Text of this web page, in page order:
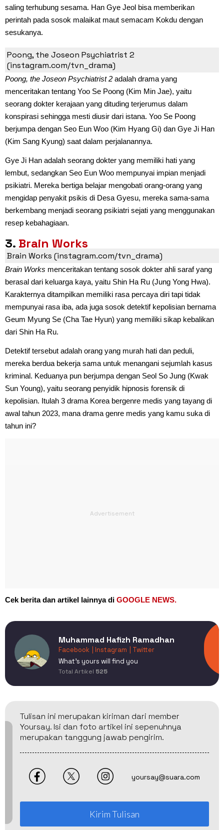
saling terhubung sesama. Han Gye Jeol bisa memberikan
perintah pada sosok malaikat maut semacam Kokdu dengan
sesukanya.
2. Poong, the Joseon Psychiatrist 2
Poong, the Joseon Psychiatrist 2
(instagram.com/tvn_drama)
Poong, the Joseon Psychiatrist 2 adalah drama yang
menceritakan tentang Yoo Se Poong (Kim Min Jae), yaitu
seorang dokter kerajaan yang dituding terjerumus dalam
konspirasi sehingga mesti diusir dari istana. Yoo Se Poong
berjumpa dengan Seo Eun Woo (Kim Hyang Gi) dan Gye Ji Han
(Kim Sang Kyung) saat dalam perjalanannya.
Gye Ji Han adalah seorang dokter yang memiliki hati yang
lembut, sedangkan Seo Eun Woo mempunyai impian menjadi
psikiatri. Mereka bertiga belajar mengobati orang-orang yang
mengidap penyakit psikis di Desa Gyesu, mereka sama-sama
berkembang menjadi seorang psikiatri sejati yang menggunakan
resep kebahagiaan.
3. Brain Works
Brain Works (instagram.com/tvn_drama)
Brain Works menceritakan tentang sosok dokter ahli saraf yang
berasal dari keluarga kaya, yaitu Shin Ha Ru (Jung Yong Hwa).
Karakternya ditampilkan memiliki rasa percaya diri tapi tidak
mempunyai rasa iba, ada juga sosok detektif kepolisian bernama
Geum Myung Se (Cha Tae Hyun) yang memiliki sikap kebalikan
dari Shin Ha Ru.
Detektif tersebut adalah orang yang murah hati dan peduli,
mereka berdua bekerja sama untuk menangani sejumlah kasus
kriminal. Keduanya pun berjumpa dengan Seol So Jung (Kwak
Sun Young), yaitu seorang penyidik hipnosis forensik di
kepolisian. Itulah 3 drama Korea bergenre medis yang tayang di
awal tahun 2023, mana drama genre medis yang kamu suka di
tahun ini?
Cek berita dan artikel lainnya di GOOGLE NEWS.
Muhammad Hafizh Ramadhan
Facebook | Instagram
| Twitter
What's yours will find you
Total Artikel 525
Tulisan ini merupakan kiriman dari member
Yoursay. Isi dan foto artikel ini sepenuhnya
merupakan tanggung jawab pengirim.
yoursay@suara.com
Kirim Tulisan